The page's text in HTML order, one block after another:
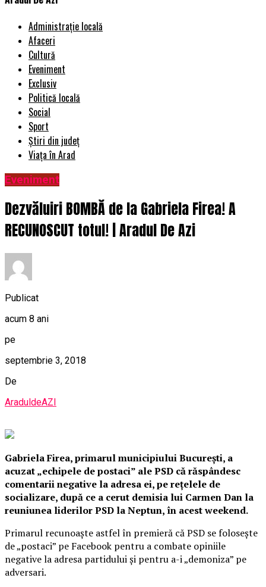
Administrație locală
Afaceri
Cultură
Eveniment
Exclusiv
Politică locală
Social
Sport
Știri din județ
Viața în Arad
Eveniment
Dezvăluiri BOMBĂ de la Gabriela Firea! A
RECUNOSCUT totul! | Aradul De Azi
Publicat
acum 8 ani
pe
septembrie 3, 2018
De
AraduldeAZI
Gabriela Firea, primarul municipiului Bucureşti, a
acuzat „echipele de postaci” ale PSD că răspândesc
comentarii negative la adresa ei, pe reţelele de
socializare, după ce a cerut demisia lui Carmen Dan la
reuniunea liderilor PSD la Neptun, în acest weekend.
Primarul recunoaşte astfel în premieră că PSD se foloseşte
de „postaci” pe Facebook pentru a combate opiniile
negative la adresa partidului şi pentru a-i „demoniza” pe
adversari.